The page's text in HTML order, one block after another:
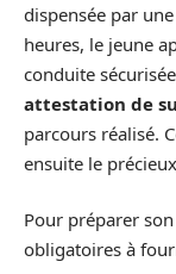
dispensée par une
heures, le jeune
conduite
attestation de
parcours réalisé.
ensuite le précieux
Pour préparer
obligatoires à